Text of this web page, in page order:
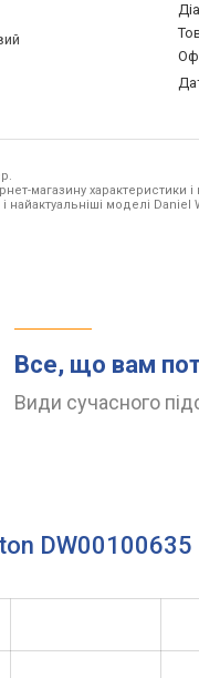
магазину характеристики і
найактуальніші моделі Daniel
Все, що вам
Види сучасного
DW00100635